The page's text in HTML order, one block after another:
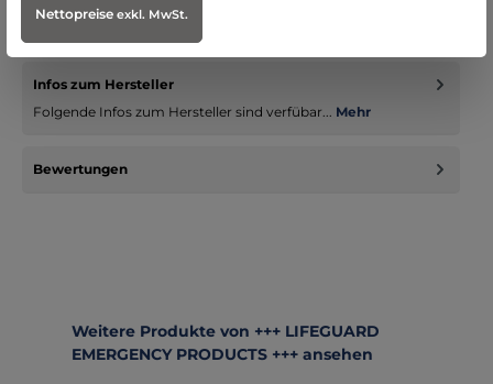
zurück! - jetzt in rot, blau und tagesleuchtgelb erhältlich R…
Infos zum Hersteller
Folgende Infos zum Hersteller sind verfübar... Mehr
Bewertungen
Produktgalerie überspringen
Weitere Produkte von +++ LIFEGUARD
EMERGENCY PRODUCTS +++ ansehen
Nettopreiseexkl. MwSt.